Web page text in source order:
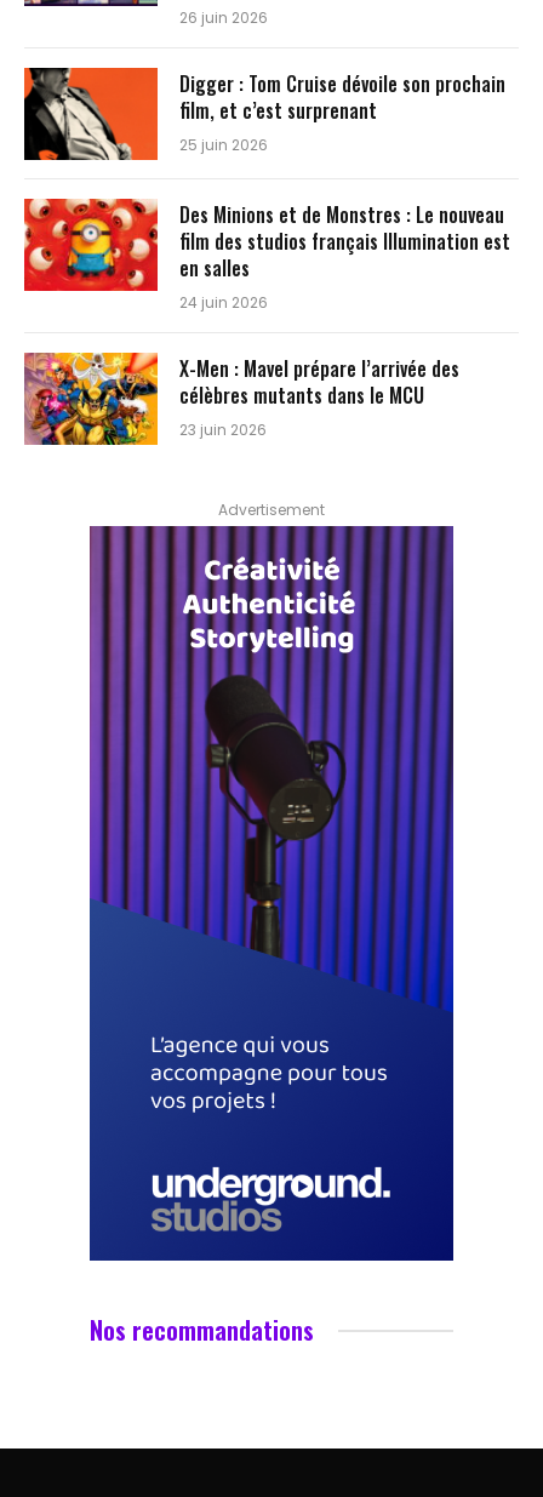
26 juin 2026
Digger : Tom Cruise dévoile son prochain
film, et c’est surprenant
25 juin 2026
Des Minions et de Monstres : Le nouveau
film des studios français Illumination est
en salles
24 juin 2026
X-Men : Mavel prépare l’arrivée des
célèbres mutants dans le MCU
23 juin 2026
Advertisement
Nos recommandations